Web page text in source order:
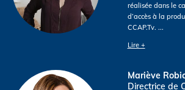
réalisée dans le
d’accès à la
CCAP.Tv. ...
Lire +
Mariève
Directrice de